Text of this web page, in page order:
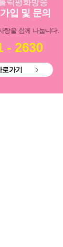
릭평화방송
입 및 문의
랑을 함께 나눕니다.
- 2630
가기